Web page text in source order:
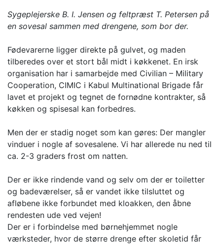
Sygeplejerske B. I. Jensen og feltpræst T. Petersen på
en sovesal sammen med drengene, som bor der.
Fødevarerne ligger direkte på gulvet, og maden
tilberedes over et stort bål midt i køkkenet. En irsk
organisation har i samarbejde med Civilian – Military
Cooperation, CIMIC i Kabul Multinational Brigade får
lavet et projekt og tegnet de fornødne kontrakter, så
køkken og spisesal kan forbedres.
Men der er stadig noget som kan gøres: Der mangler
vinduer i nogle af sovesalene. Vi har allerede nu ned til
ca. 2-3 graders frost om natten.
Der er ikke rindende vand og selv om der er toiletter
og badeværelser, så er vandet ikke tilsluttet og
afløbene ikke forbundet med kloakken, den åbne
rendesten ude ved vejen!
Der er i forbindelse med børnehjemmet nogle
værksteder, hvor de større drenge efter skoletid får